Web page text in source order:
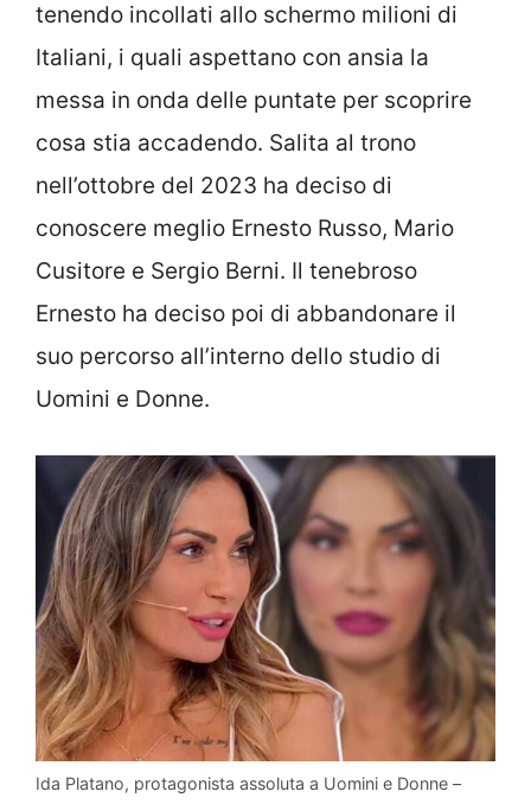
tenendo incollati allo schermo milioni di
Italiani, i quali aspettano con ansia la
messa in onda delle puntate per scoprire
cosa stia accadendo. Salita al trono
nell’ottobre del 2023 ha deciso di
conoscere meglio Ernesto Russo, Mario
Cusitore e Sergio Berni. Il tenebroso
Ernesto ha deciso poi di abbandonare il
suo percorso all’interno dello studio di
Uomini e Donne.
Ida Platano, protagonista assoluta a Uomini e Donne –